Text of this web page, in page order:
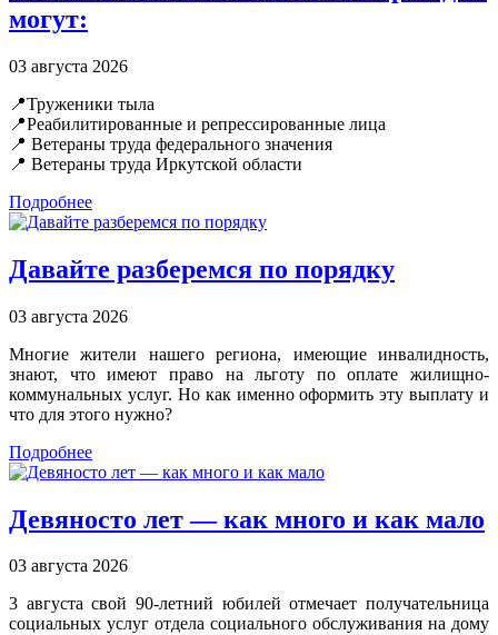
могут:
03 августа 2026
📍Труженики тыла
📍Реабилитированные и репрессированные лица
📍 Ветераны труда федерального значения
📍 Ветераны труда Иркутской области
Подробнее
Давайте разберемся по порядку
03 августа 2026
Многие жители нашего региона, имеющие инвалидность,
знают, что имеют право на льготу по оплате жилищно-
коммунальных услуг. Но как именно оформить эту выплату и
что для этого нужно?
Подробнее
Девяносто лет — как много и как мало
03 августа 2026
3 августа свой 90-летний юбилей отмечает получательница
социальных услуг отдела социального обслуживания на дому